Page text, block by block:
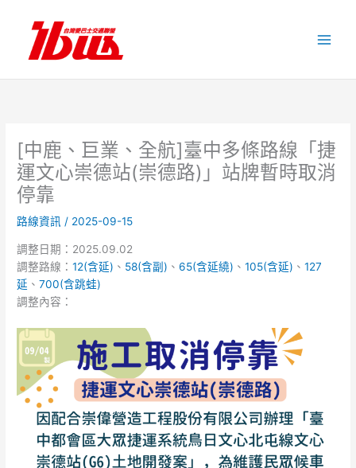
內
[中鹿、巨業、全航]臺中多條路線「捷
運文心崇德站(崇德路)」站牌暫時取消
停靠
路線資訊 / 2025-09-15
調整日期：2025.09.02
調整路線：12(含延) 、 58(含副) 、65(含延繞) 、105(含延) 、127
延 、700(含跳蛙)
調整內容：